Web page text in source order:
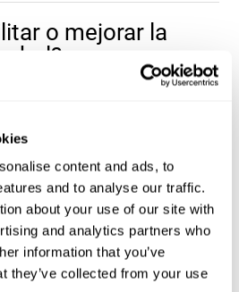
content and ads, to
and to analyse our traffic.
about your use of our site with
and analytics partners who
information that you’ve
they’ve collected from your use
o mejorar la
hacerlo de manera profesional.
demás capacidades cognitivas
de ejercicios diseñados para
memoria no verbal y otras funciones
conexiones neuronales se fortalecen
dependen de éstos. De modo que,
la memoria no verbal, las
estructuras implicadas en esta